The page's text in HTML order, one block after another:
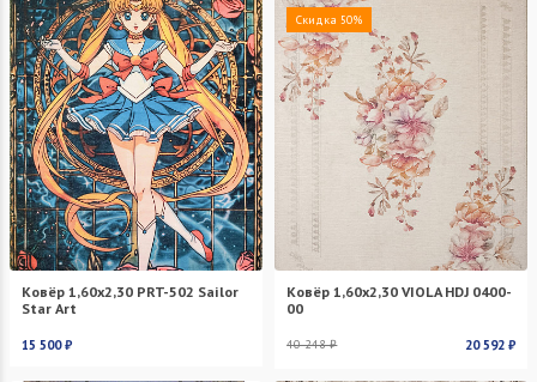
Ковёр 1,60х2,30 PRT-502 Sailor
Star Art
15 500 ₽
Скидка 50%
Ковёр 1,60х2,30 VIOLA HDJ 0400-
00
40 248 ₽ 20 592 ₽